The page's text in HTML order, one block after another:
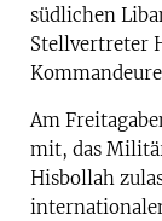
südlichen
Stellvertreter
Am
mit, das
Hisbollah